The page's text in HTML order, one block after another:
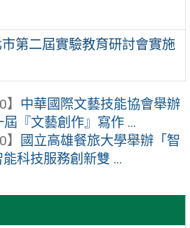
第二屆實驗教育研討會實施
中華國際文藝技能協會舉辦
屆『文藝創作』寫作 ...
國立高雄餐旅大學舉辦「智
科技服務創新雙 ...